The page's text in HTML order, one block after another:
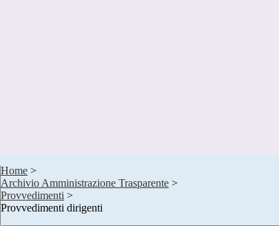
Home >
Archivio Amministrazione Trasparente >
Provvedimenti >
Provvedimenti dirigenti